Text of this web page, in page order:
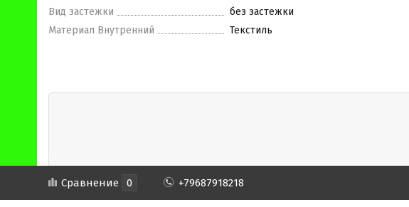
Вид застежки
без застежки
Материал Внутренний
Текстиль
Сравнение 0 +79687918218